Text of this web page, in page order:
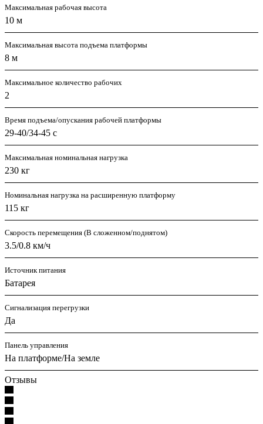
Максимальная рабочая высота
10 м
Максимальная высота подъема платформы
8 м
Максимальное количество рабочих
2
Время подъема/опускания рабочей платформы
29-40/34-45 с
Максимальная номинальная нагрузка
230 кг
Номинальная нагрузка на расширенную платформу
115 кг
Скорость перемещения (В сложенном/поднятом)
3.5/0.8 км/ч
Источник питания
Батарея
Сигнализация перегрузки
Да
Панель управления
На платформе/На земле
Отзывы